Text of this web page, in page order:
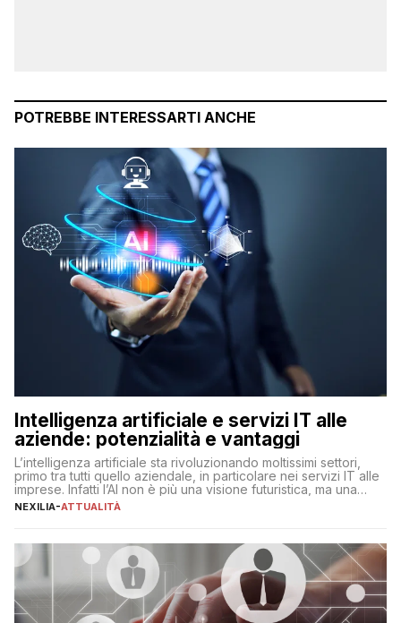
POTREBBE INTERESSARTI ANCHE
Intelligenza artificiale e servizi IT alle
aziende: potenzialità e vantaggi
L’intelligenza artificiale sta rivoluzionando moltissimi settori,
primo tra tutti quello aziendale, in particolare nei servizi IT alle
imprese. Infatti l’AI non è più una visione futuristica, ma una
realtà operativa che sta portando a un cambio significativo in
operazioni, bensì comporta […]
NEXILIA-ATTUALITÀ